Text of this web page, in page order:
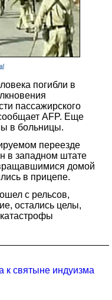
погибли в
пассажирского
AFP. Еще
в больницы.
переезде
в западном штате
домой
в прицепе.
с рельсов,
остались целы,
к святыне индуизма